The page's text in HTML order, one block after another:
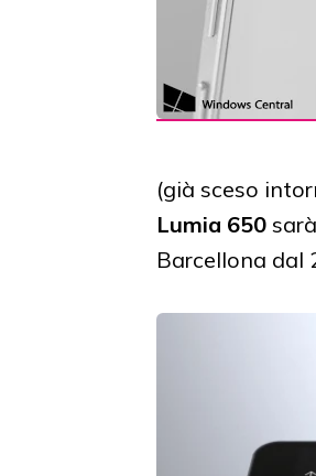
(già sceso
Lumia 650
Barcellona dal